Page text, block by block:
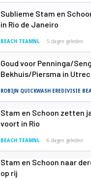
Sublieme Stam en
in Rio de Janeiro
BEACH TEAMNL 5 dagen geleden
Goud voor Penninga/
Bekhuis/Piersma in
ROBIJN QUICKWASH EREDIVISIE
Stam en Schoon zetten
voort in Rio
BEACH TEAMNL 6 dagen geleden
Stam en Schoon naar
op rij